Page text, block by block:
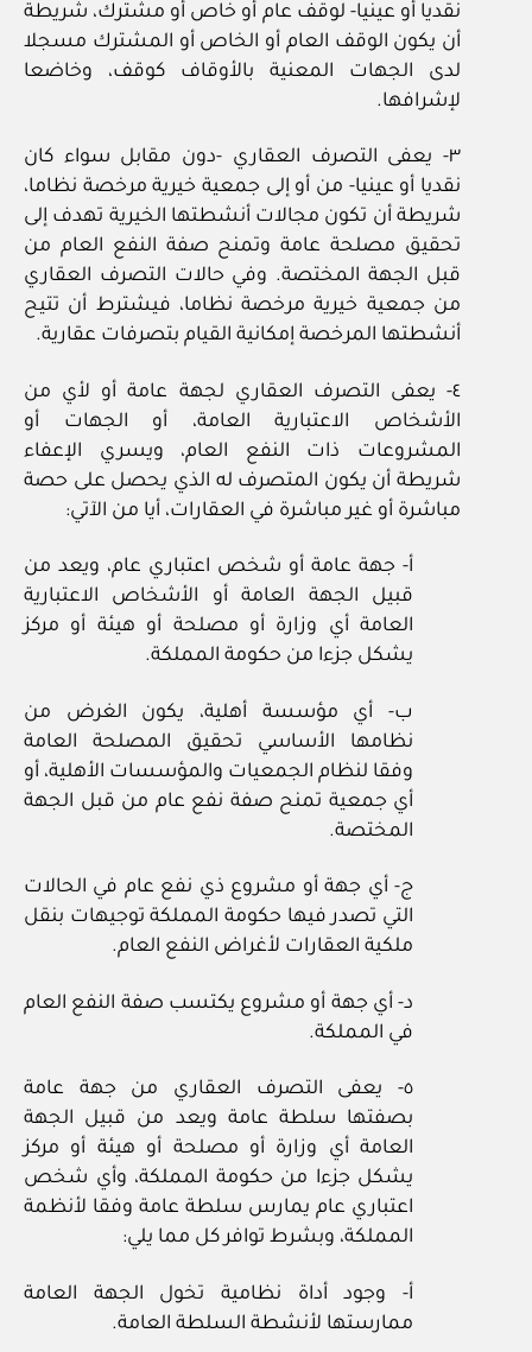
نقديا أو عينيا‏- لوقف عام أو خاص أو مشترك، شريطة
أن يكون الوقف العام أو الخاص أو المشترك مسجلا
لدى الجهات المعنية بالأوقاف كوقف، وخاضعا
لإشرافها.
٣‏- يعفى التصرف العقاري ‏-دون مقابل سواء كان
نقديا أو عينيا‏- من أو إلى جمعية خيرية مرخصة نظاما،
شريطة أن تكون مجالات أنشطتها الخيرية تهدف إلى
تحقيق مصلحة عامة وتمنح صفة النفع العام من
قبل الجهة المختصة. وفي حالات التصرف العقاري
من جمعية خيرية مرخصة نظاما، فيشترط أن تتيح
أنشطتها المرخصة إمكانية القيام بتصرفات عقارية.
٤‏- يعفى التصرف العقاري لجهة عامة أو لأي من
الأشخاص الاعتبارية العامة، أو الجهات أو
المشروعات ذات النفع العام، ويسري الإعفاء
شريطة أن يكون المتصرف له الذي يحصل على حصة
مباشرة أو غير مباشرة في العقارات، أيا من الآتي:
أ‏- جهة عامة أو شخص اعتباري عام، ويعد من
قبيل الجهة العامة أو الأشخاص الاعتبارية
العامة أي وزارة أو مصلحة أو هيئة أو مركز
يشكل جزءا من حكومة المملكة.
ب‏- أي مؤسسة أهلية، يكون الغرض من
نظامها الأساسي تحقيق المصلحة العامة
وفقا لنظام الجمعيات والمؤسسات الأهلية، أو
أي جمعية تمنح صفة نفع عام من قبل الجهة
المختصة.
ج‏- أي جهة أو مشروع ذي نفع عام في الحالات
التي تصدر فيها حكومة المملكة توجيهات بنقل
ملكية العقارات لأغراض النفع العام.
د‏- أي جهة أو مشروع يكتسب صفة النفع العام
في المملكة.
٥‏- يعفى التصرف العقاري من جهة عامة
بصفتها سلطة عامة ويعد من قبيل الجهة
العامة أي وزارة أو مصلحة أو هيئة أو مركز
يشكل جزءا من حكومة المملكة، وأي شخص
اعتباري عام يمارس سلطة عامة وفقا لأنظمة
المملكة، وبشرط توافر كل مما يلي:
أ‏- وجود أداة نظامية تخول الجهة العامة
ممارستها لأنشطة السلطة العامة.